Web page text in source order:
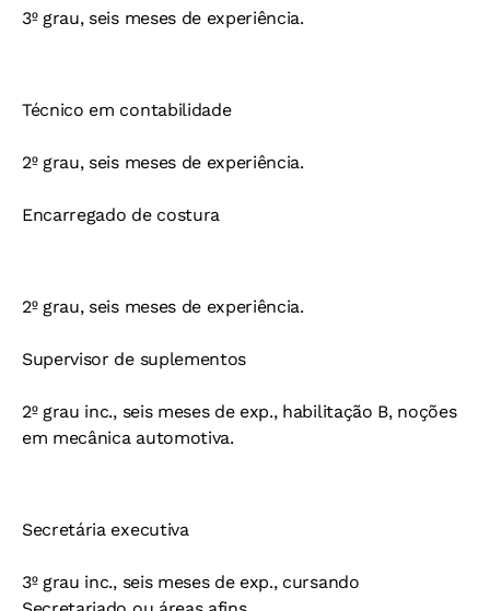
3º grau, seis meses de experiência.
Técnico em contabilidade
2º grau, seis meses de experiência.
Encarregado de costura
2º grau, seis meses de experiência.
Supervisor de suplementos
2º grau inc., seis meses de exp., habilitação B, noções
em mecânica automotiva.
Secretária executiva
3º grau inc., seis meses de exp., cursando